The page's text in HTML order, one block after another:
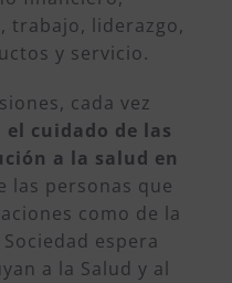
trabajo, liderazgo,
y servicio.
cada vez
el cuidado de las
a la salud en
las personas que
como de la
espera
a la Salud y al